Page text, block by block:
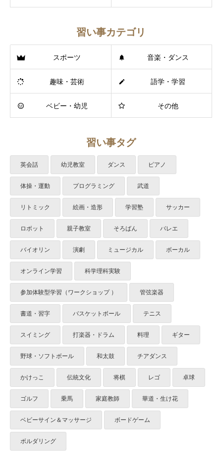
習い事カテゴリ
スポーツ 音楽・ダンス
趣味・芸術 語学・学習
ベビー・幼児 その他
習い事タグ
英会話 幼児教室 ダンス ピアノ
体操・運動 プログラミング 武道
リトミック 絵画・造形 学習塾 サッカー
ロボット 親子教室 そろばん バレエ
バイオリン 演劇 ミュージカル ボーカル
オンライン学習 科学理科実験
参加体験型学習（ワークショップ ） 管弦楽器
書道・習字 バスケットボール テニス
スイミング 打楽器・ドラム 料理 ギター
野球・ソフトボール 和太鼓 チアダンス
かけっこ 伝統文化 将棋 レゴ 卓球
ゴルフ 乗馬 家庭教師 華道・生け花
ベビーサイン＆マッサージ ボードゲーム
ボルダリング